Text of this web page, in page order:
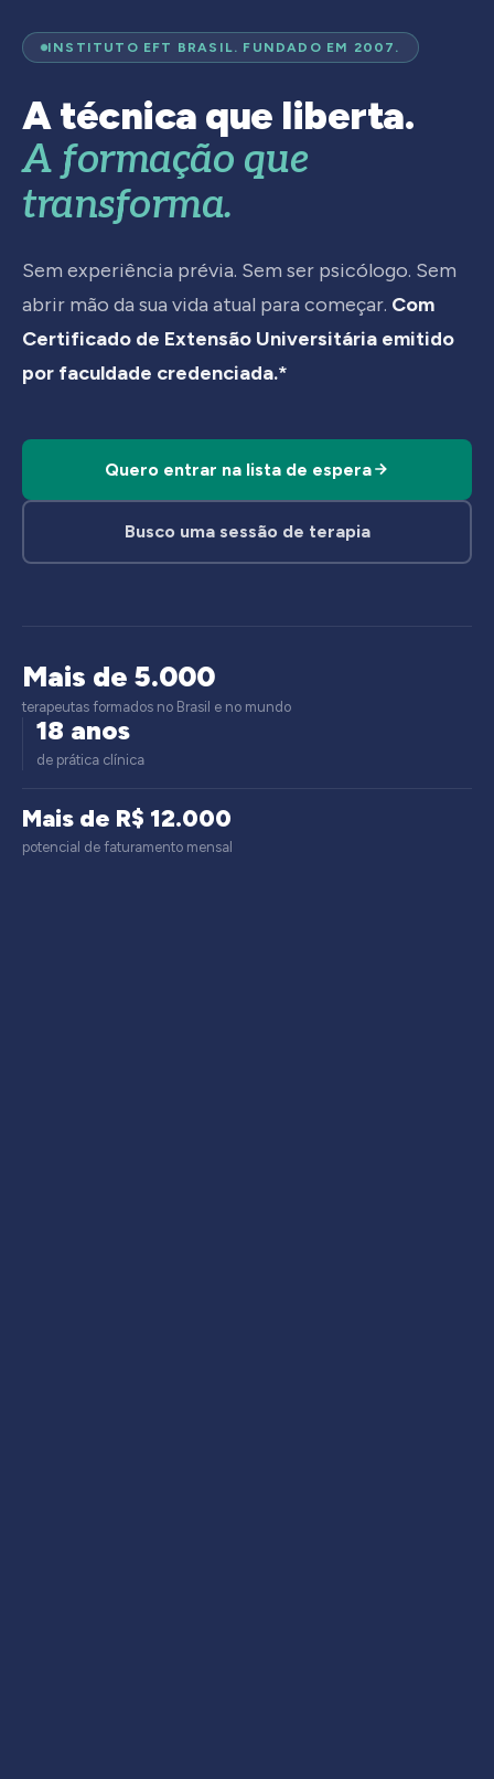
INSTITUTO EFT BRASIL. FUNDADO EM 2007.
A técnica que liberta.
A formação que
transforma.
Sem experiência prévia. Sem ser psicólogo. Sem
abrir mão da sua vida atual para começar. Com
Certificado de Extensão Universitária emitido
por faculdade credenciada.*
Quero entrar na lista de espera
Busco uma sessão de terapia
Mais de 5.000
terapeutas formados no Brasil e no mundo
18 anos
de prática clínica
Mais de R$ 12.000
potencial de faturamento mensal